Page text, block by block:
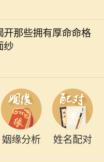
开那些拥有厚命命格
纱
文化中，命格一直是一个
神秘的话题。无论是算
还是命理学，都是我们探
运的工具。而在众多的命
姻缘分析 姓名配对